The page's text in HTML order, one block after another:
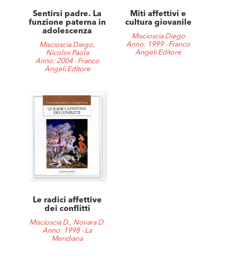
Sentirsi padre. La
funzione paterna in
adolescenza
Miscioscia Diego,
Nicolini Paola
Anno: 2004 - Franco
Angeli Editore
Miti affettivi e
cultura giovanile
Miscioscia Diego
Anno: 1999 - Franco
Angeli Editore
Le radici affettive
dei conflitti
Miscioscia D., Novara D.
Anno: 1998 - La
Meridiana